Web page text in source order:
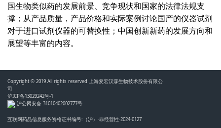
国生物类似药的发展前景、竞争现状和国家的法律法规支
撑；从产品质量，产品价格和实际案例讨论国产的仪器试剂
对于进口试剂仪器的可替换性；中国创新新药的发展方向和
展望等丰富的内容。
Copyright © 2019 All rights reserved 上海复宏汉霖生物技术股份有限公
司
沪ICP备13029242号-1
沪公网安备 31010402002777号
互联网药品信息服务资格证书编号:（沪）-非经营性-2024-0127